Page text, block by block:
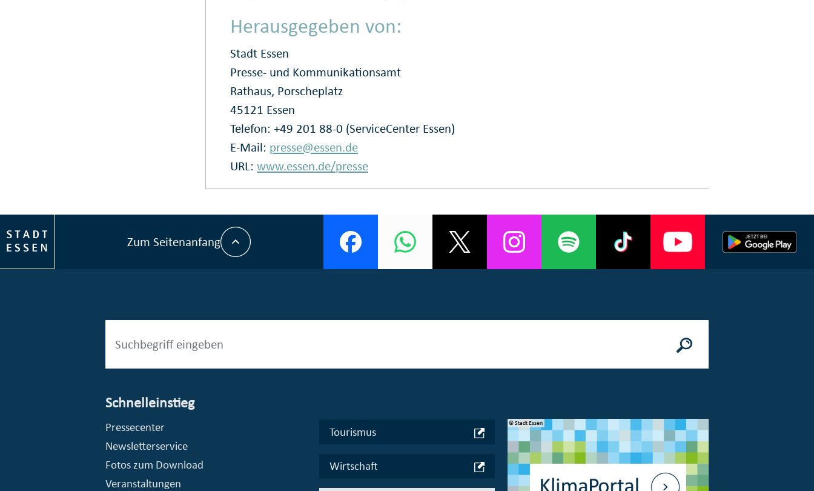
Herausgegeben von:
Stadt Essen
Presse- und Kommunikationsamt
Rathaus, Porscheplatz
45121 Essen
Telefon: +49 201 88-0 (ServiceCenter Essen)
E-Mail: presse@essen.de
URL:www.essen.de/presse
Zum Seitenanfang
Schnelleinstieg
Pressecenter
Newsletterservice
Fotos zum Download
Veranstaltungen
Tourismus
Wirtschaft
© Stadt Essen, Presse- und Kommunikationsamt © Stadt Essen